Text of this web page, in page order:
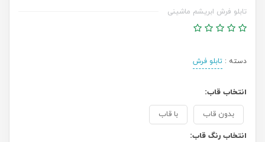
تابلو فرش ابریشم ماشینی
دسته : تابلو فرش
انتخاب قاب:
بدون قاب با قاب
انتخاب رنگ قاب: